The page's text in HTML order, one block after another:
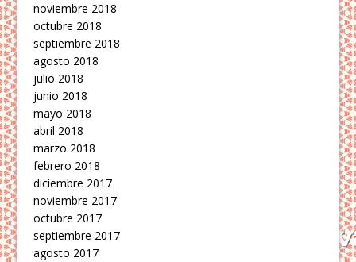
noviembre 2018
octubre 2018
septiembre 2018
agosto 2018
julio 2018
junio 2018
mayo 2018
abril 2018
marzo 2018
febrero 2018
diciembre 2017
noviembre 2017
octubre 2017
septiembre 2017
agosto 2017